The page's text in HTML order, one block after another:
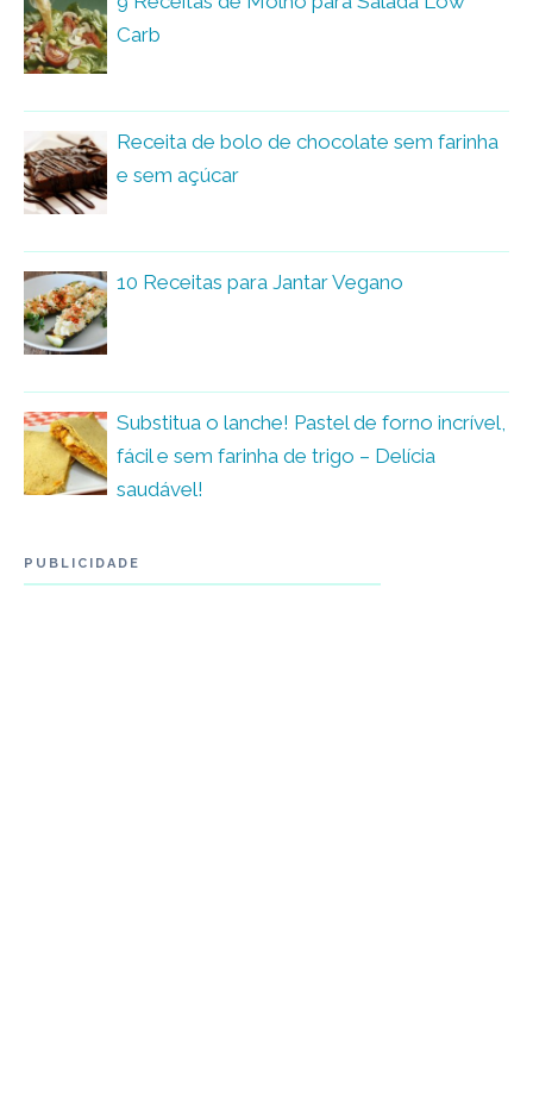
Carb
Receita de bolo de chocolate sem farinha
e sem açúcar
10 Receitas para Jantar Vegano
Substitua o lanche! Pastel de forno incrível,
fácil e sem farinha de trigo – Delícia
saudável!
PUBLICIDADE